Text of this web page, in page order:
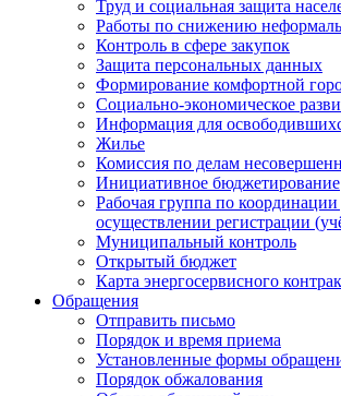
Труд и социальная защита
Работы по снижению
Контроль в сфере закупок
Защита персональных данных
Формирование комфортной
Социально-экономическое
Информация для
Жилье
Комиссия по делам
Инициативное бюджетирование
Рабочая группа по
осуществлении регистрации
Муниципальный контроль
Открытый бюджет
Карта энергосервисного
Обращения
Отправить письмо
Порядок и время приема
Установленные формы
Порядок обжалования